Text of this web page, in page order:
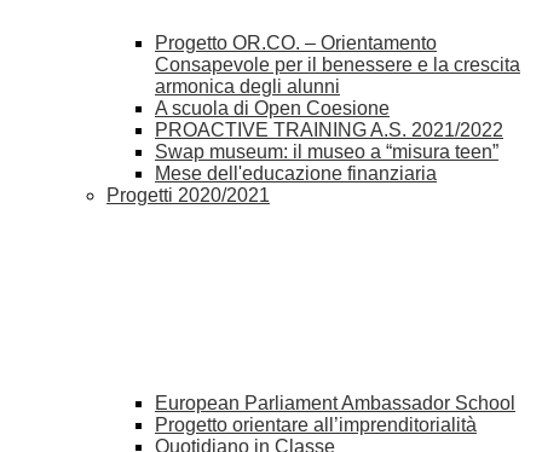
Progetto OR.CO. – Orientamento
Consapevole per il benessere e la crescita
armonica degli alunni
A scuola di Open Coesione
PROACTIVE TRAINING A.S. 2021/2022
Swap museum: il museo a “misura teen”
Mese dell'educazione finanziaria
Progetti 2020/2021
European Parliament Ambassador School
Progetto orientare all’imprenditorialità
Quotidiano in Classe